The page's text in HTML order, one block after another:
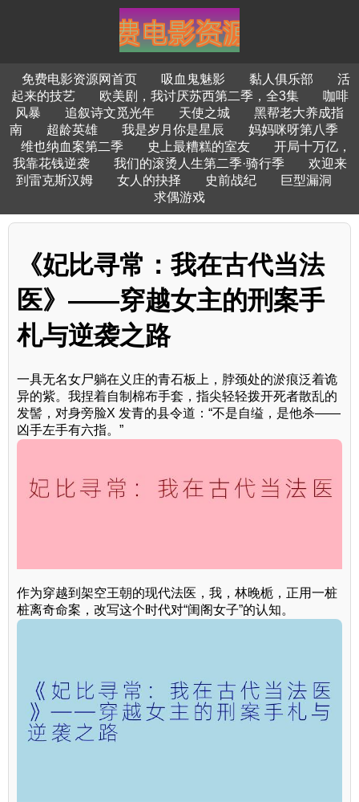
免费电影资源网首页 吸血鬼魅影 黏人俱乐部
活
起来的技艺
欧美剧，我讨厌苏西第二季，全3集
咖啡
风暴
追叙诗文觅光年 天使之城
黑帮老大养成指
南
超龄英雄 我是岁月你是星辰
妈妈咪呀第八季
维也纳血案第二季
史上最糟糕的室友
开局十万亿，
我靠花钱逆袭
我们的滚烫人生第二季·骑行季
欢迎来
到雷克斯汉姆
女人的抉择 史前战纪
巨型漏洞
求偶游戏
《妃比寻常：我在古代当法
医》——穿越女主的刑案手
札与逆袭之路
一具无名女尸躺在义庄的青石板上，脖颈处的淤痕泛着诡
异的紫。我捏着自制棉布手套，指尖轻轻拨开死者散乱的
发髻，对身旁脸X 发青的县令道：“不是自缢，是他杀——
凶手左手有六指。”
作为穿越到架空王朝的现代法医，我，林晚栀，正用一桩
桩离奇命案，改写这个时代对“闺阁女子”的认知。